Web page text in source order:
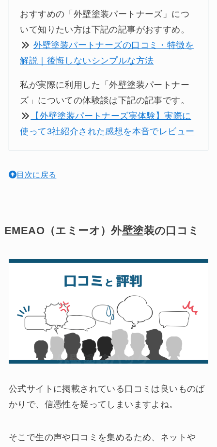
おすすめの「外壁塗装パートナーズ」につ
いて知りたい方は下記の記事がおすすめ。
外壁塗装パートナーズの口コミ・特徴を
解説｜後悔しないシンプルな方法
私が実際に利用した「外壁塗装パートナー
ズ」についての体験談は下記の記事です。
【外壁塗装パートナーズ実体験】実際に
使って3社紹介された感想を本音でレビュー
目次に戻る
EMEAO（エミーオ）外壁塗装の口コミ
公式サイトに掲載されている口コミは良いものば
かりで、信憑性を疑ってしまいますよね。
そこで生の声や口コミを集めるため、ネットや